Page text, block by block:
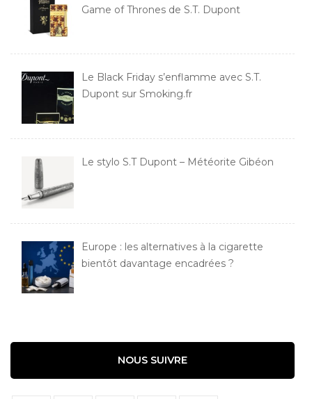
Game of Thrones de S.T. Dupont
Le Black Friday s’enflamme avec S.T.
Dupont sur Smoking.fr
Le stylo S.T Dupont – Météorite Gibéon
Europe : les alternatives à la cigarette
bientôt davantage encadrées ?
NOUS SUIVRE